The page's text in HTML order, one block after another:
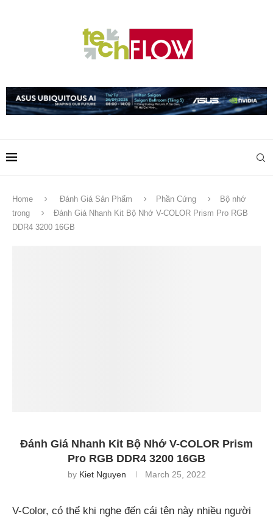
Home Đánh Giá Sản Phẩm Phần Cứng
Bộ nhớ
trong
Đánh Giá Nhanh Kit Bộ Nhớ V-COLOR Prism Pro RGB
DDR4 3200 16GB
Đánh Giá Nhanh Kit Bộ Nhớ V-COLOR Prism
Pro RGB DDR4 3200 16GB
by Kiet Nguyen March 25, 2022
V-Color, có thể khi nghe đến cái tên này nhiều người